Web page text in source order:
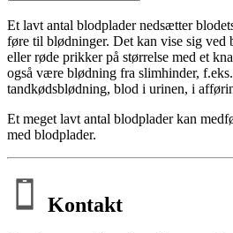
Et lavt antal blodplader nedsætter
føre til blødninger. Det kan vise sig ved
eller røde prikker på størrelse med et
også være blødning fra slimhinder,
tandkødsblødning, blod i urinen, i
Et meget lavt antal blodplader kan
med blodplader.
Kontakt